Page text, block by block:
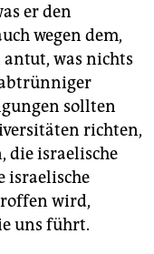
er den
wegen dem,
was nichts
sollten
richten,
die israelische
israelische
wird,
uns führt.